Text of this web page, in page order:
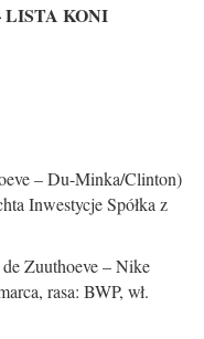
LISTA KONI
– Du-Minka/Clinton)
Inwestycje Spółka z
Zuuthoeve – Nike
rasa: BWP, wł.